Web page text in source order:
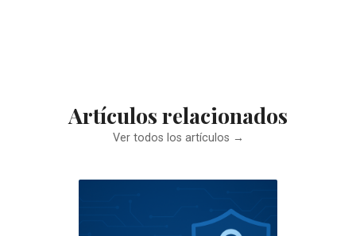
Artículos relacionados
Ver todos los artículos →